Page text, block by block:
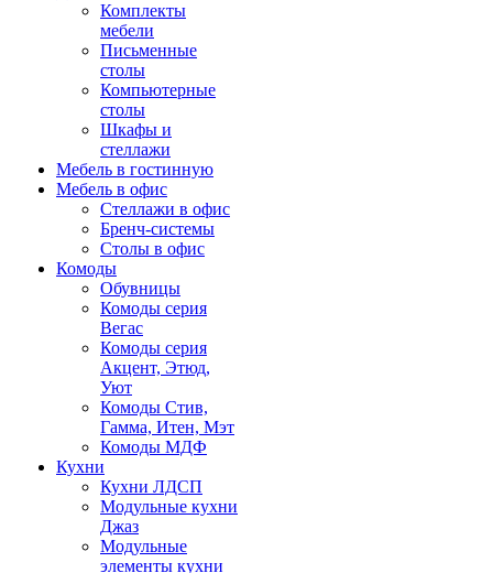
Комплекты
мебели
Письменные
столы
Компьютерные
столы
Шкафы и
стеллажи
Мебель в гостинную
Мебель в офис
Стеллажи в офис
Бренч-системы
Столы в офис
Комоды
Обувницы
Комоды серия
Вегас
Комоды серия
Акцент, Этюд,
Уют
Комоды Стив,
Гамма, Итен, Мэт
Комоды МДФ
Кухни
Кухни ЛДСП
Модульные кухни
Джаз
Модульные
элементы кухни